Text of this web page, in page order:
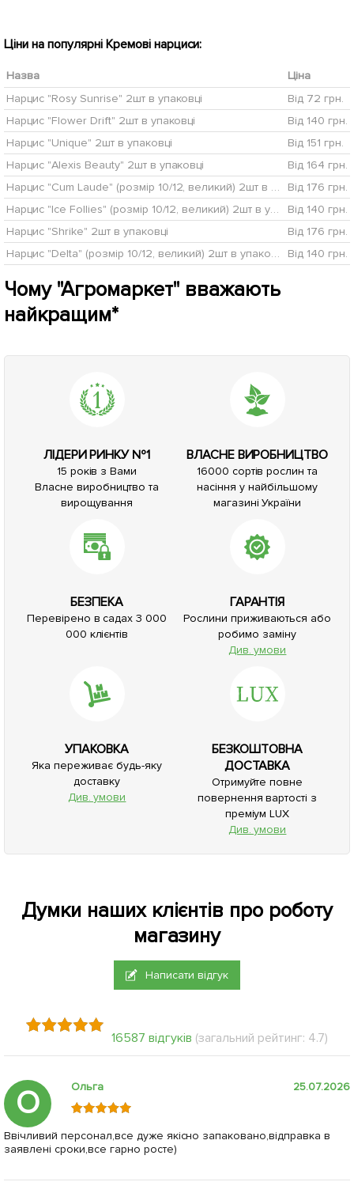
Ціни на популярні Кремові нарциси:
Назва
Ціна
Нарцис "Rosy Sunrise" 2шт в упаковці
Від 72 грн.
Нарцис "Flower Drift" 2шт в упаковці
Від 140 грн.
Нарцис "Unique" 2шт в упаковці
Від 151 грн.
Нарцис "Alexis Beauty" 2шт в упаковці
Від 164 грн.
Нарцис "Cum Laude" (розмір 10/12, великий) 2шт в упаковці
Від 176 грн.
Нарцис "Ice Follies" (розмір 10/12, великий) 2шт в упаковці
Від 140 грн.
Нарцис "Shrike" 2шт в упаковці
Від 176 грн.
Нарцис "Delta" (розмір 10/12, великий) 2шт в упаковці
Від 140 грн.
Чому "Агромаркет" вважають
найкращим*
ЛІДЕРИ РИНКУ №1
15 років з Вами
Власне виробництво та
вирощування
ВЛАСНЕ ВИРОБНИЦТВО
16000 сортів рослин та
насіння у найбільшому
магазині України
БЕЗПЕКА
Перевірено в садах 3 000
000 клієнтів
ГАРАНТІЯ
Рослини приживаються або
робимо заміну
Див. умови
УПАКОВКА
Яка переживає будь-яку
доставку
Див. умови
БЕЗКОШТОВНА
ДОСТАВКА
Отримуйте повне
повернення вартості з
преміум LUX
Див. умови
Думки наших клієнтів про роботу
магазину
Написати відгук
16587 відгуків (загальний рейтинг: 4.7)
О Ольга 25.07.2026
Ввічливий персонал,все дуже якісно запаковано,відправка в
заявлені сроки,все гарно росте)